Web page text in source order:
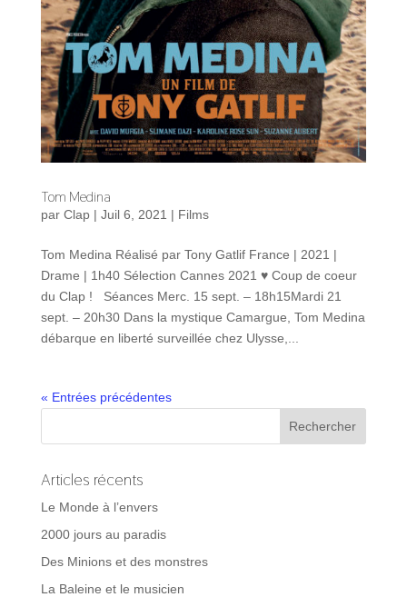
Tom Medina
par Clap| Juil 6, 2021 | Films
Tom Medina Réalisé par Tony Gatlif France | 2021 |
Drame | 1h40 Sélection Cannes 2021 ♥ Coup de coeur
du Clap ! Séances Merc. 15 sept. – 18h15Mardi 21
sept. – 20h30 Dans la mystique Camargue, Tom Medina
débarque en liberté surveillée chez Ulysse,...
« Entrées précédentes
Articles récents
Le Monde à l’envers
2000 jours au paradis
Des Minions et des monstres
La Baleine et le musicien